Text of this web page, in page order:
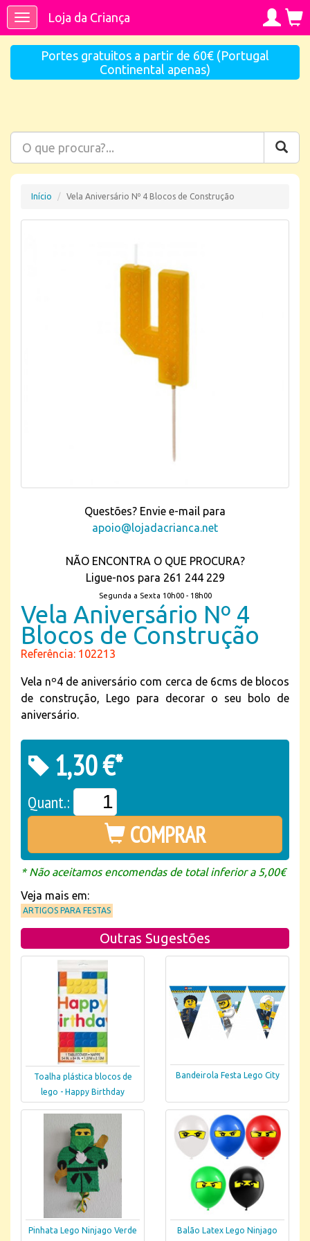
ToggleLoja da Criança
Portes gratuitos a partir de 60€ (Portugal
Continental apenas)
Início Vela Aniversário Nº 4 Blocos de Construção
Questões? Envie e-mail para
apoio@lojadacrianca.net
NÃO ENCONTRA O QUE PROCURA?
Ligue-nos para 261 244 229
Segunda a Sexta 10h00 - 18h00
Vela Aniversário Nº 4
Blocos de Construção
Referência: 102213
Vela nº4 de aniversário com cerca de 6cms de blocos
de construção, Lego para decorar o seu bolo de
aniversário.
1,30 €*
Quant.:
COMPRAR
* Não aceitamos encomendas de total inferior a 5,00€
Veja mais em:
ARTIGOS PARA FESTAS
Outras Sugestões
Toalha plástica blocos de
lego - Happy Birthday
Bandeirola Festa Lego City
Pinhata Lego Ninjago Verde Balão Latex Lego Ninjago